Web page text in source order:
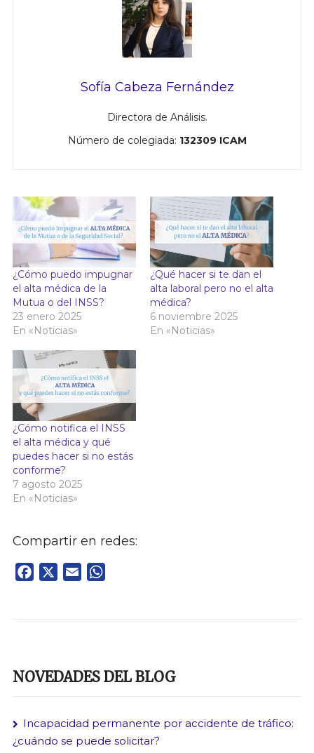
Sofía Cabeza Fernández
Directora de Análisis.
Número de colegiada: 132309 ICAM
¿Cómo puedo impugnar
el alta médica de la
Mutua o del INSS?
23 enero 2025
En «Noticias»
¿Qué hacer si te dan el
alta laboral pero no el alta
médica?
6 noviembre 2025
En «Noticias»
¿Cómo notifica el INSS
el alta médica y qué
puedes hacer si no estás
conforme?
7 agosto 2025
En «Noticias»
Compartir en redes:
Facebook Email
NOVEDADES DEL BLOG
Incapacidad permanente por accidente de tráfico:
¿cuándo se puede solicitar?